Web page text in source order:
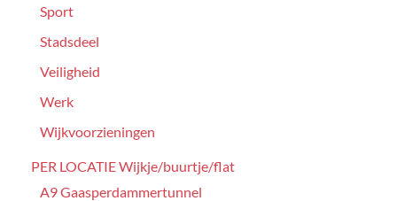
Sport
Stadsdeel
Veiligheid
Werk
Wijkvoorzieningen
PER LOCATIE Wijkje/buurtje/flat
A9 Gaasperdammertunnel